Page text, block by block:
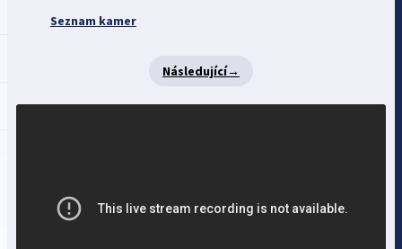
Seznam kamer
Následující→